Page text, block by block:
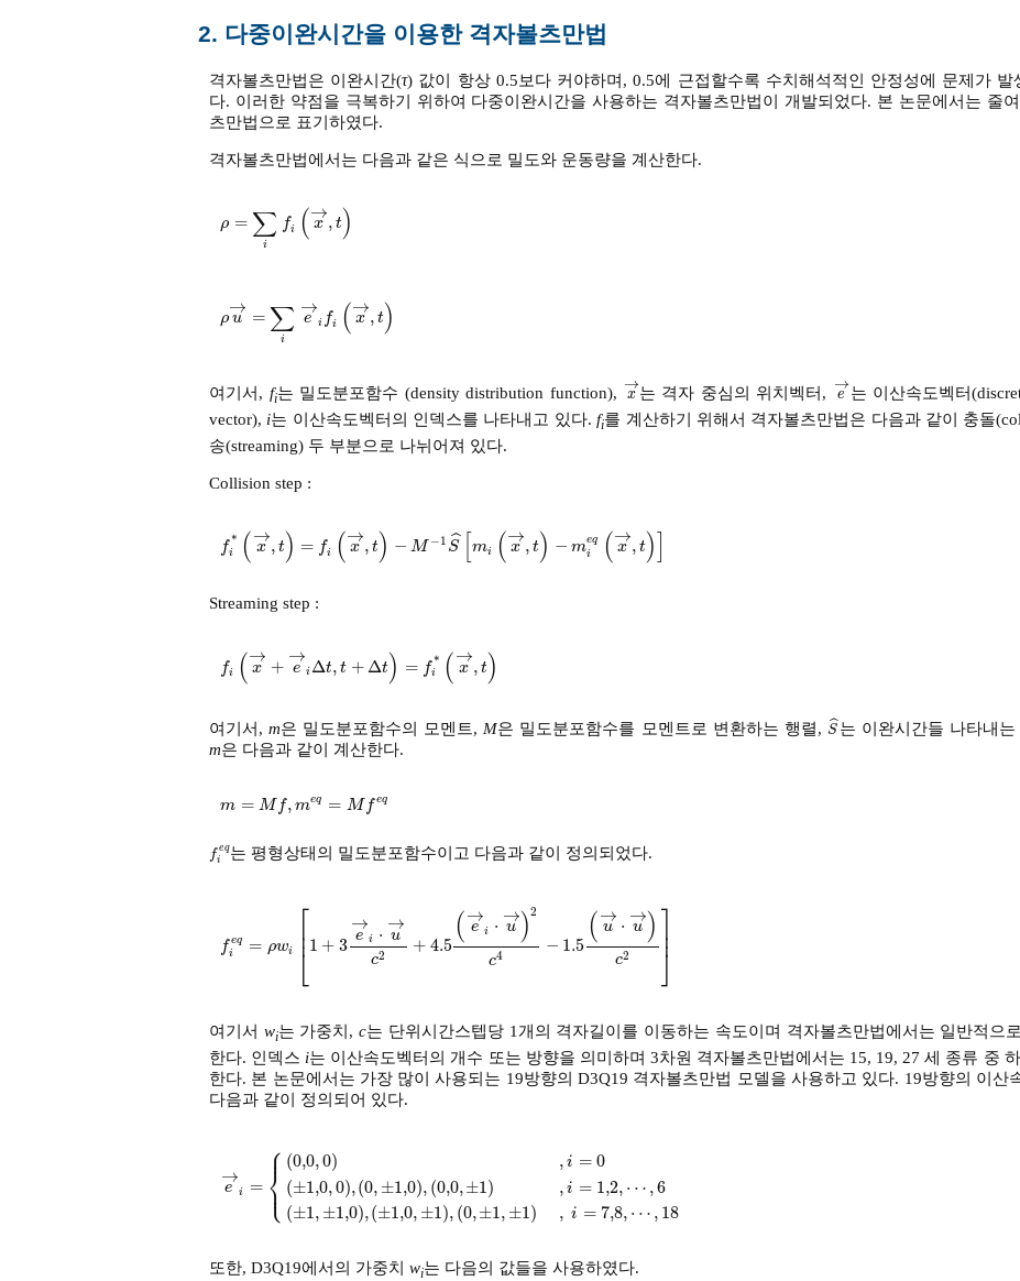
2. 다중이완시간을 이용한 격자볼츠만법
격자볼츠만법은 이완시간(τ) 값이 항상 0.5보다 커야하며, 0.5에 근접할수록 수치해석적인 안정성에 문제가 발
다. 이러한 약점을 극복하기 위하여 다중이완시간을 사용하는 격자볼츠만법이 개발되었다. 본 논문에서는 줄
츠만법으로 표기하였다.
격자볼츠만법에서는 다음과 같은 식으로 밀도와 운동량을 계산한다.
ρ = ∑
i
fi ( x
→
, t)
ρ=∑if x → ,t
ρ u
→
= ∑
i
e
→
i fi ( x
→
, t)
ρu → = ∑ie → if x→, t
여기서, fi는 밀도분포함수 (density distribution function), x
→
x→는 격자 중심의 위치벡터, e
→
e→는 이산속도벡터
vector), i는 이산속도벡터의 인덱스를 나타내고 있다.fi를 계산하기 위해서 격자볼츠만법은 다음과 같이 충돌
송(streaming) 두 부분으로 나뉘어져 있다.
Collision step :
f *
i ( x
→
, t) = fi ( x
→
, t) − M −1 S
ˆ [mi ( x
→
, t) − meq
i
( x
→
, t)
f * x→,t= ix→,t-M-1 S^m x→,t - mieqx→ t
Streaming step :
fi ( x
→
+ e
→
i Δt, t + Δt) = f *
i ( x
→
, t)
ix →+e→iΔt,t+ Δt= fi* x→,
여기서,m은 밀도분포함수의 모멘트, M은 밀도분포함수를 모멘트로 변환하는 행렬, S
ˆ
S^는 이완시간들 나타내는
m은 다음과 같이 계산한다.
m = M f, meq = M f eq
m=Mf,me q= Mfeq
f eq
i
fieq는 평형상태의 밀도분포함수이고 다음과 같이 정의되었다.
f eq
i
= ρwi
⎡
⎣
⎢⎢ 1 + 3
e
→
i ⋅ u
→
c2 + 4.5 ( e
→
i ⋅ u
→)2
c4 − 1.5 ( u
→
⋅ u
→)
c2
⎤
⎦
⎥⎥
fieq = ρ wi 1+3e→i⋅u→c2+4.5e→i⋅u→2 c4-1.5u→⋅u→
여기서 wi는 가중치,c는 단위시간스텝당 1개의 격자길이를 이동하는 속도이며 격자볼츠만법에서는 일반적으
한다. 인덱스 i는 이산속도벡터의 개수 또는 방향을 의미하며 3차원 격자볼츠만법에서는 15, 19, 27 세 종류 중
한다. 본 논문에서는 가장 많이 사용되는 19방향의 D3Q19 격자볼츠만법 모델을 사용하고 있다. 19방향의 이산
다음과 같이 정의되어 있다.
e
→
i = ⎧
⎩
⎨⎪
⎪
(0,0,0)
(±1,0,0),(0, ±1,0), (0,0,±1)
(±1, ±1,0),(±1,0, ±1), (0,±1, ±1)
, i = 0
, i = 1,2, ⋯ ,6
, i = 7,8, ⋯ , 18
e→ i=0,0 ,0,i=0±1,0,0 0,±1,0 ,0,0,±1,i= 6± 1,± 1,0, ± 1,0,±
또한, D3Q19에서의 가중치 wi는 다음의 값들을 사용하였다.